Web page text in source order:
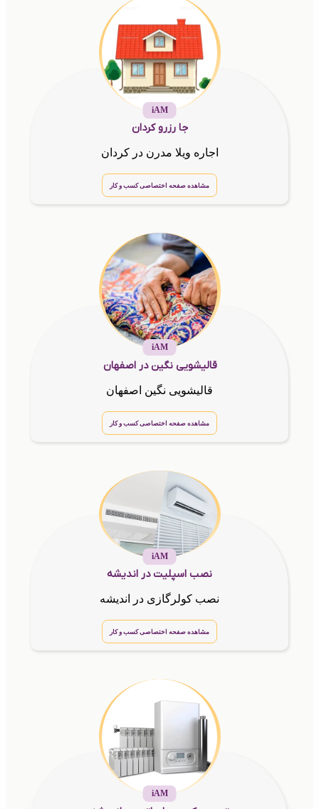
iAM
جا رزرو کردان
اجاره ویلا مدرن در کردان
مشاهده صفحه اختصاصی کسب و کار
iAM
قالیشویی نگین در اصفهان
قالیشویی نگین اصفهان
مشاهده صفحه اختصاصی کسب و کار
iAM
نصب اسپلیت در اندیشه
نصب کولرگازی در اندیشه
مشاهده صفحه اختصاصی کسب و کار
iAM